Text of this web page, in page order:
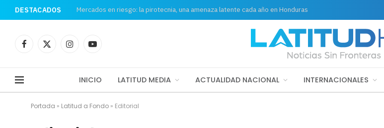
DESTACADOS Mercados en riesgo: la pirotecnia, una amenaza latente cada año en Honduras
Facebook
X
InstagramYouTube
INICIO LATITUD MEDIA ACTUALIDAD NACIONAL INTERNACIONALES
Portada » Latitud a Fondo » Editorial